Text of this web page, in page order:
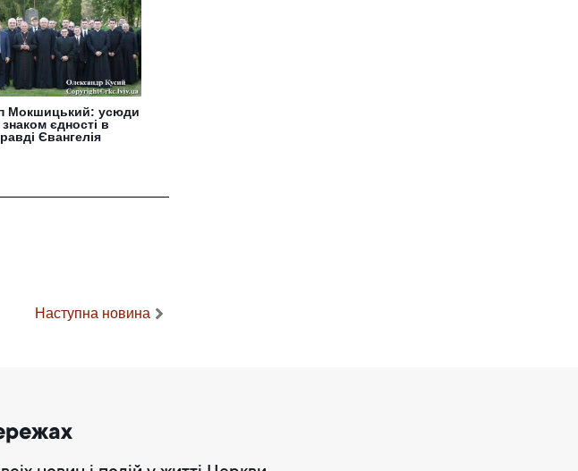
Мокшицький: усюди
єдності в
Євангелія
Наступна новина